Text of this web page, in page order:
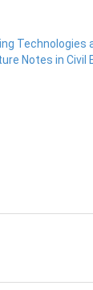
Notes in Civil